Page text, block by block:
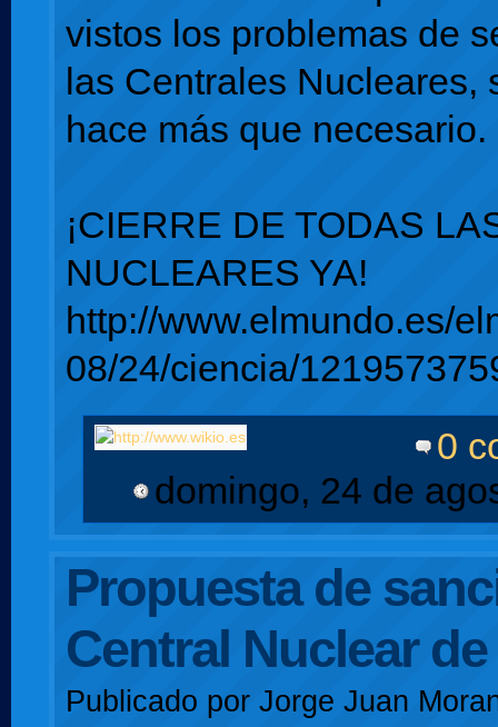
vistos los problemas de
las Centrales Nucleares,
hace más que necesario.
¡CIERRE DE TODAS
NUCLEARES YA!
http://www.elmundo.es/
08/24/ciencia/
0
domingo, 24 de
Propuesta de
Central Nuclear
Publicado por Jorge Juan